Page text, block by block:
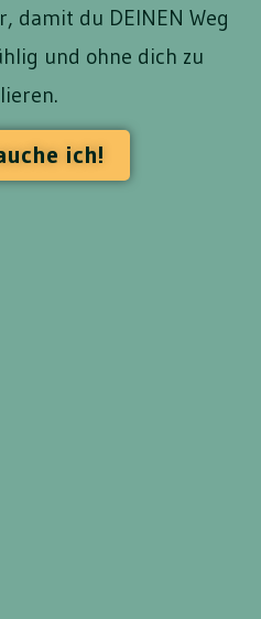
damit du DEINEN Weg
und ohne dich zu
ich!